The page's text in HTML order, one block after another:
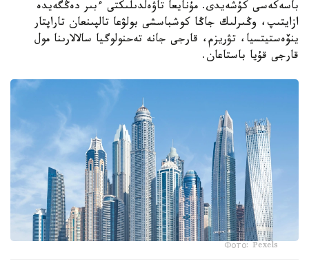
باسەكەسى كۇشەيدى. مۇنايعا تاۋەلدىلىكتى ءبىر دەڭگەيدە
ازايتىپ، وڭىرلىك جاڭا كوشباسشى بولۋعا تالپىنعان تاراپتار
ينۆەستيتسيا، تۋريزم، قارجى جانە تەحنولوگيا سالالارىنا مول
قارجى قۇيا باستاعان.
Фото: Pexels